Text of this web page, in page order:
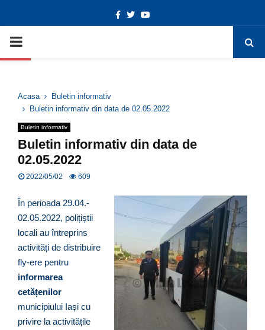
Deschide bara de unelte
Facebook
TwitterYoutube
PRIMARY
Acasa
Buletin informativ
Buletin informativ din data de 02.05.2022
Buletin informativ
Buletin informativ din data de
02.05.2022
2022/05/02 609
În perioada 29.04.-
02.05.2022, polițiștii
locali au întreprins
activități de distribuire
fly-ere pentru
informarea
cetățenilor
municipiului Iași cu
privire la activitățile